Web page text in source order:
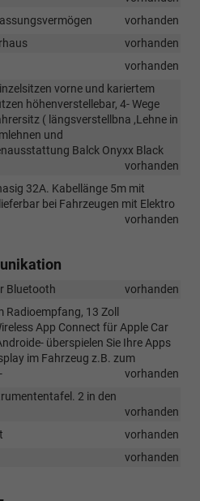
vorhanden
vorhanden
vorhanden
vorne und kariertem
höhenverstellebar, 4- Wege
( längsverstellbna ,Lehne in
und
Balck Onyxx Black
vorhanden
32A. Kabellänge 5m mit
bei Fahrzeugen mit Elektro
vorhanden
Bluetooth
vorhanden
13 Zoll
App Connect für Apple Car
überspielen Sie Ihre Apps
im Fahrzeug z.B. zum
vorhanden
2 in den
vorhanden
vorhanden
vorhanden